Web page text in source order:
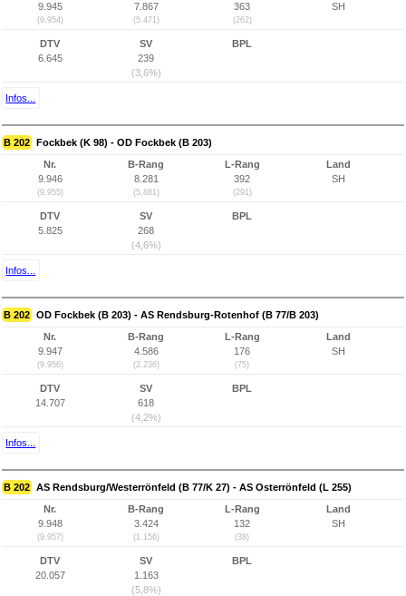
9.945
(9.954)
7.867
(5.471)
363
(262)
SH
DTV
6.645
SV
239
(3,6%)
BPL
Infos...
B 202 Fockbek (K 98) - OD Fockbek (B 203)
Nr.
9.946
(9.955)
B-Rang
8.281
(5.881)
L-Rang
392
(291)
Land
SH
DTV
5.825
SV
268
(4,6%)
BPL
Infos...
B 202 OD Fockbek (B 203) - AS Rendsburg-Rotenhof (B 77/B 203)
Nr.
9.947
(9.956)
B-Rang
4.586
(2.236)
L-Rang
176
(75)
Land
SH
DTV
14.707
SV
618
(4,2%)
BPL
Infos...
B 202 AS Rendsburg/Westerrönfeld (B 77/K 27) - AS Osterrönfeld (L 255)
Nr.
9.948
(9.957)
B-Rang
3.424
(1.156)
L-Rang
132
(38)
Land
SH
DTV
20.057
SV
1.163
(5,8%)
BPL